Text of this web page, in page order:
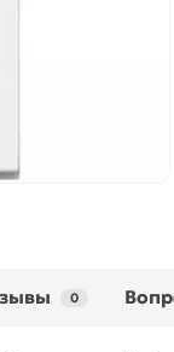
0